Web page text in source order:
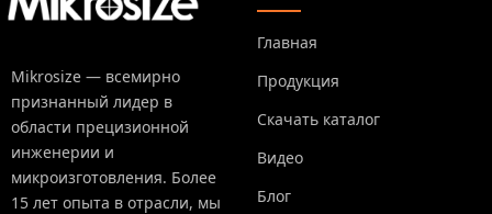
Mikrosize — всемирно
признанный лидер в
области прецизионной
инженерии и
микроизготовления. Более
15 лет опыта в отрасли, мы
Главная
Продукция
Скачать каталог
Видео
Блог